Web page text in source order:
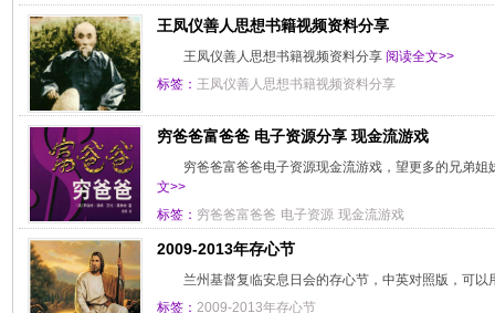
王凤仪善人思想书籍视频资料分享
王凤仪善人思想书籍视频资料分享 阅读全文>>
标签： 王凤仪善人思想书籍视频资料分享
穷爸爸富爸爸 电子资源分享 现金流游戏
穷爸爸富爸爸电子资源现金流游戏，望更多的兄弟
文>>
标签： 穷爸爸富爸爸 电子资源 现金流游戏
2009-2013年存心节
兰州基督复临安息日会的存心节，中英对照版，可以
标签： 2009-2013年存心节